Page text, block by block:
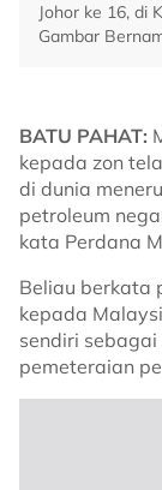
Johor ke 16, di
Gambar
BATU PAHAT:
kepada zon
di dunia
petroleum
kata Perdana
Beliau berkata
kepada
sendiri
pemeteraian